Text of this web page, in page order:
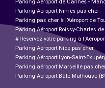
Parking Aéroport de Cannes -
Parking Aéroport Nîmes pas cher
Parking pas cher à l’Aéroport de
Parking Aéroport Roissy-Charles
# Réservez votre parking à
Parking Aéroport Nice pas cher
Parking Aéroport Lyon-Saint-
Parking aéroport Marseille pas
Parking Aéroport Bâle-Mulhouse